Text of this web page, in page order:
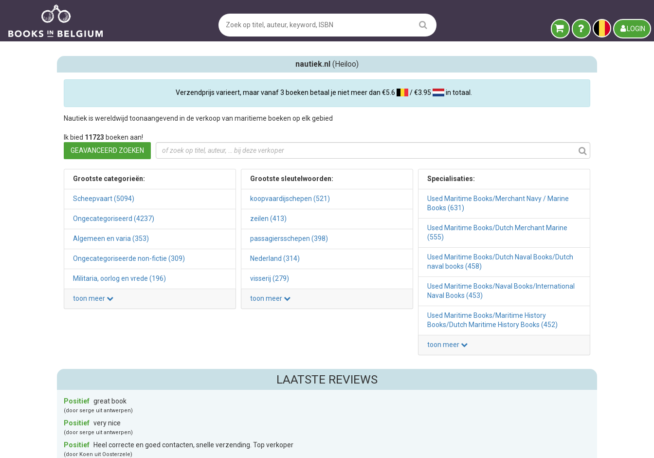
LOGIN
nautiek.nl (Heiloo)
Verzendprijs varieert, maar vanaf 3 boeken betaal je niet meer dan €5.6 / €3.95 in totaal.
Nautiek is wereldwijd toonaangevend in de verkoop van maritieme boeken op elk gebied
Ik bied 11723 boeken aan!
GEAVANCEERD ZOEKEN
Grootste categorieën:
Scheepvaart (5094)
Ongecategoriseerd (4237)
Algemeen en varia (353)
Ongecategoriseerde non-fictie (309)
Militaria, oorlog en vrede (196)
toon meer
Grootste sleutelwoorden:
koopvaardijschepen (521)
zeilen (413)
passagiersschepen (398)
Nederland (314)
visserij (279)
toon meer
Specialisaties:
Used Maritime Books/Merchant Navy / Marine
Books (631)
Used Maritime Books/Dutch Merchant Marine
(555)
Used Maritime Books/Dutch Naval Books/Dutch
naval books (458)
Used Maritime Books/Naval Books/International
Naval Books (453)
Used Maritime Books/Maritime History
Books/Dutch Maritime History Books (452)
toon meer
LAATSTE REVIEWS
Positief great book
(door serge uit antwerpen)
Positief very nice
(door serge uit antwerpen)
Positief Heel correcte en goed contacten, snelle verzending. Top verkoper
(door Koen uit Oosterzele)